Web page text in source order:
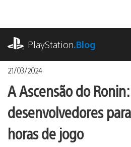
o
conteúdo
PlayStation.Blog
21/03/2024
A Ascensão do
desenvolvedores
horas de jogo